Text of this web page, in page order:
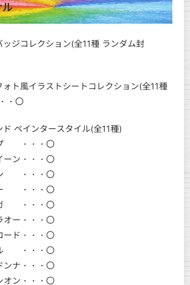
ル
ジコレクション(全11種 ランダム封
ト風イラストシートコレクション(全11種
・〇
ペインタースタイル(全11種)
プ ・・・〇
ーン・・・〇
ン ・・・〇
ー ・・・〇
ガ ・・・〇
オー・・・〇
ード・・・〇
ル ・・・〇
ンナ・・・〇
オン・・・〇